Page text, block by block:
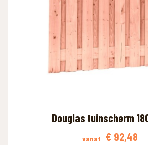
Douglas tuinscherm
vanaf € 92,48